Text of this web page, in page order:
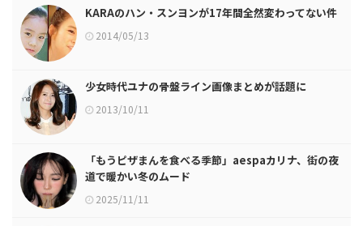
KARAのハン・スンヨンが17年間全然変わってない件
2014/05/13
少女時代ユナの骨盤ライン画像まとめが話題に
2013/10/11
「もうピザまんを食べる季節」aespaカリナ、街の夜
道で暖かい冬のムード
2025/11/11